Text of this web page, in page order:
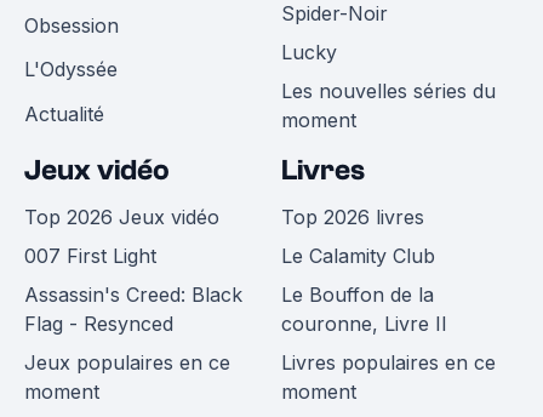
Obsession
L'Odyssée
Actualité
Spider-Noir
Lucky
Les nouvelles séries du
moment
Jeux vidéo
Top 2026 Jeux vidéo
007 First Light
Assassin's Creed: Black
Flag - Resynced
Jeux populaires en ce
moment
Livres
Top 2026 livres
Le Calamity Club
Le Bouffon de la
couronne, Livre II
Livres populaires en ce
moment